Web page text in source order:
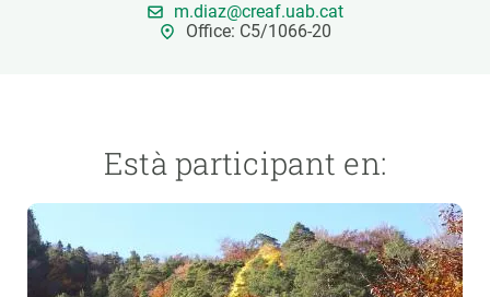
m.diaz@creaf.uab.cat
Office: C5/1066-20
Està participant en: